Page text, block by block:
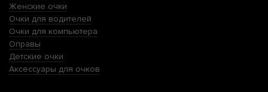
Женские очки
Очки для водителей
Очки для компьютера
Оправы
Детские очки
Аксессуары для очков